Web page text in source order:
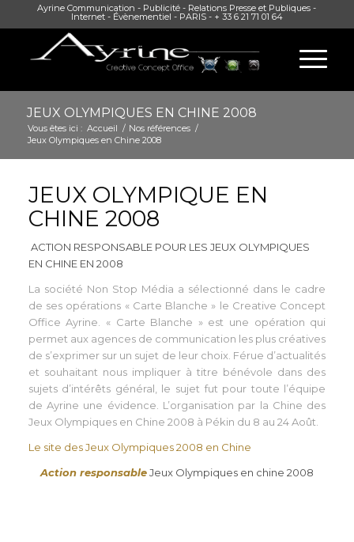
Ayrine Communication - Publicité - Relations Presse et Publiques -
Internet - Évènementiel - PARIS - + 33 6 21 71 01 64
JEUX OLYMPIQUES EN CHINE 2008
Vous êtes ici : Accueil / Nos références /
Jeux Olympiques en Chine 2008
JEUX OLYMPIQUE EN
CHINE 2008
ACTION RESPONSABLE POUR LES JEUX OLYMPIQUES
EN CHINE EN 2008
La société Non Stop Média a sélectionné dans le cadre
de ses opérations « Carte Blanche » le Creative Concept
Office Ayrine. « Carte Blanche » est une opération qui
permet aux agences de communication les plus créatives
de s’exprimer sur un sujet de leur choix. Férue d’actualités
et souhaitant nous impliquer à titre bénévole dans des
sujets d’intérêts général, le sujet fut pour toute l’équipe
de Ayrine une évidence. L’organisation par la Chine des
Jeux Olympiques en Chine 2008 à Pékin du 8 au 24 Août.
Le site des Jeux Olympiques 2008 en Chine
Action responsableJeux Olympiques en chine 2008